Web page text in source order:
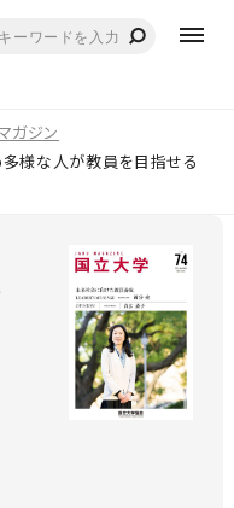
ガジン
様な人が教員を目指せる